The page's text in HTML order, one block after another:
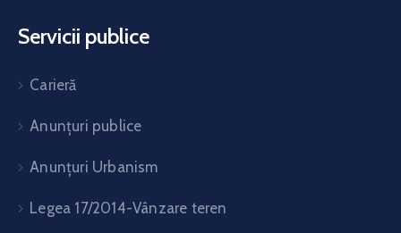
Servicii publice
Carieră
Anunțuri publice
Anunțuri Urbanism
Legea 17/2014-Vânzare teren